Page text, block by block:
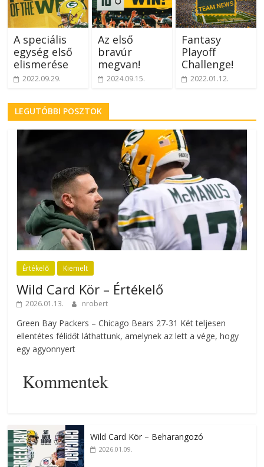
A speciális
egység első
elismerése
2022.09.29.
Az első
bravúr
megvan!
2024.09.15.
Fantasy
Playoff
Challenge!
2022.01.12.
LEGUTÓBBI POSZTOK
Értékelő Kiemelt
Wild Card Kör – Értékelő
2026.01.13. nrobert
Green Bay Packers – Chicago Bears 27-31 Két teljesen
ellentétes félidőt láthattunk, amelynek az lett a vége, hogy
egy agyonnyert
Kommentek
Wild Card Kör – Beharangozó
2026.01.09.